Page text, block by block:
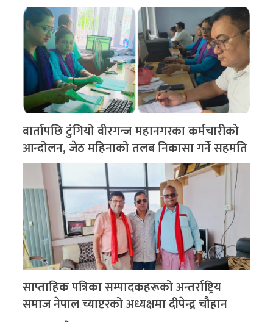
वार्तापछि टुंगियो वीरगन्ज महानगरका कर्मचारीको
आन्दोलन, जेठ महिनाको तलब निकासा गर्ने सहमति
साप्ताहिक पत्रिका सम्पादकहरूको अन्तर्राष्ट्रिय
समाज नेपाल च्याप्टरको अध्यक्षमा दीपेन्द्र चौहान